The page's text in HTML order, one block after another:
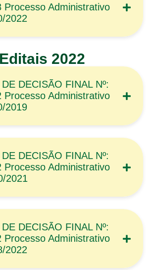
Processo Administrativo
2022
Editais 2022
DECISÃO FINAL Nº:
Processo Administrativo
2019
DECISÃO FINAL Nº:
Processo Administrativo
2021
DECISÃO FINAL Nº:
Processo Administrativo
2022